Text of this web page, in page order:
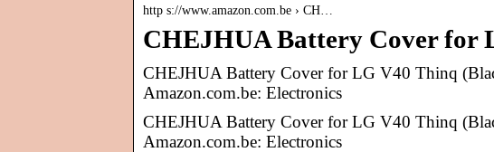
http s://www.amazon.com.be › CH…
CHEJHUA Battery Cover for
CHEJHUA Battery Cover for LG V40 Thinq
Amazon.com.be: Electronics
CHEJHUA Battery Cover for LG V40 Thinq
Amazon.com.be: Electronics